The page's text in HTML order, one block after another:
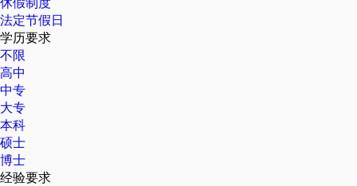
法定节假日
学历要求
不限
高中
中专
大专
本科
硕士
博士
经验要求